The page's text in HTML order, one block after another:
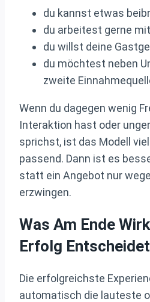
du kannst etwas
du arbeitest gerne
du willst deine
du möchtest neben
zweite
Wenn du dagegen wenig
Interaktion hast oder
sprichst, ist das Modell
passend. Dann ist es
statt ein Angebot nur
erzwingen.
Was Am Ende
Erfolg Entscheidet
Die erfolgreichste
automatisch die lauteste